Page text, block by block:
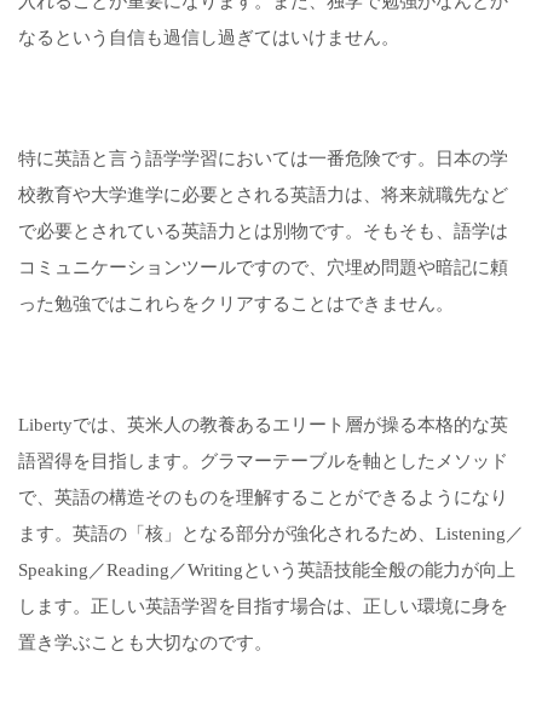
なるという自信も過信し過ぎてはいけません。
特に英語と言う語学学習においては一番危険です。日本の学
校教育や大学進学に必要とされる英語力は、将来就職先など
で必要とされている英語力とは別物です。そもそも、語学は
コミュニケーションツールですので、穴埋め問題や暗記に頼
った勉強ではこれらをクリアすることはできません。
Libertyでは、英米人の教養あるエリート層が操る本格的な英
語習得を目指します。グラマーテーブルを軸としたメソッド
で、英語の構造そのものを理解することができるようになり
ます。英語の「核」となる部分が強化されるため、Listening／
Speaking／Reading／Writingという英語技能全般の能力が向上
します。正しい英語学習を目指す場合は、正しい環境に身を
置き学ぶことも大切なのです。